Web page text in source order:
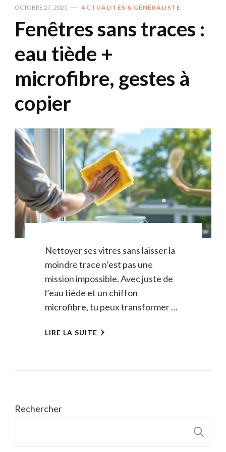
OCTOBRE 27, 2025 ACTUALITÉS & GÉNÉRALISTE
Fenêtres sans traces :
eau tiède +
microfibre, gestes à
copier
Nettoyer ses vitres sans laisser la
moindre trace n’est pas une
mission impossible. Avec juste de
l’eau tiède et un chiffon
microfibre, tu peux transformer …
LIRE LA SUITE
Rechercher